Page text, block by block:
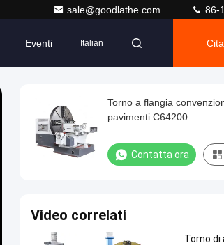
sale@goodlathe.com 86-
Eventi Italian
Torno a flangia
pavimenti C64200
Contatta ora
Video correlati
Torno di